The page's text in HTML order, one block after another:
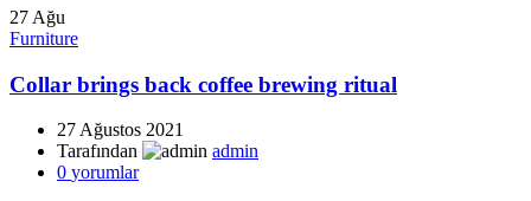
27 Ağu
Furniture
Collar brings back coffee brewing ritual
27 Ağustos 2021
Tarafından
admin
0 yorumlar